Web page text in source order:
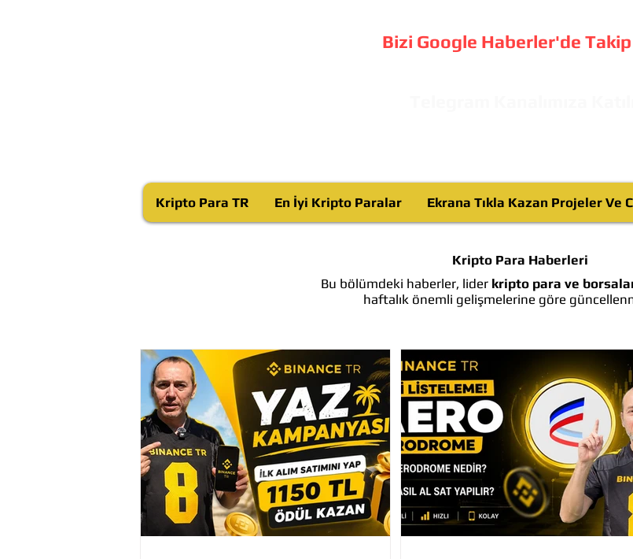
Bizi Google Haberler'de
Kripto Para TR En İyi Kripto Paralar Ekrana Tıkla Kazan Projeler Ve
Kripto Para Haberleri
Bu bölümdeki haberler, lider kripto para ve
haftalık önemli gelişmelerine göre